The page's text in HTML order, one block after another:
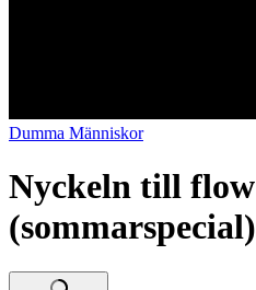
Dumma Människor
Nyckeln till flow
(sommarspecial)